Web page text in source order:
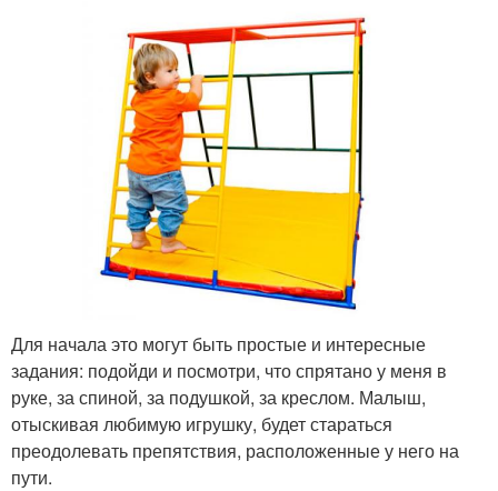
Для начала это могут быть простые и интересные
задания: подойди и посмотри, что спрятано у меня в
руке, за спиной, за подушкой, за креслом. Малыш,
отыскивая любимую игрушку, будет стараться
преодолевать препятствия, расположенные у него на
пути.